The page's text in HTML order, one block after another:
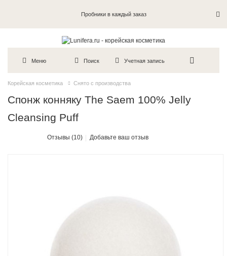
Пробники в каждый заказ
Меню Поиск Учетная запись
Корейская косметика Снято с производства
Спонж конняку The Saem 100% Jelly
Cleansing Puff
Отзывы (10) Добавьте ваш отзыв